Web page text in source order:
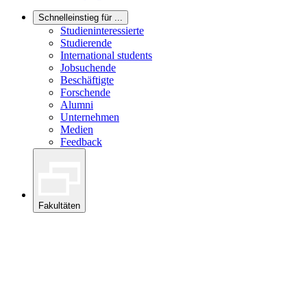
Schnelleinstieg für ...
Studieninteressierte
Studierende
International students
Jobsuchende
Beschäftigte
Forschende
Alumni
Unternehmen
Medien
Feedback
Fakultäten